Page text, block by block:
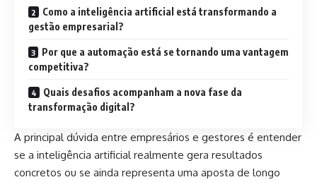
Como a inteligência artificial está transformando a
gestão empresarial?
Por que a automação está se tornando uma vantagem
competitiva?
Quais desafios acompanham a nova fase da
transformação digital?
A principal dúvida entre empresários e gestores é entender
se a inteligência artificial realmente gera resultados
concretos ou se ainda representa uma aposta de longo